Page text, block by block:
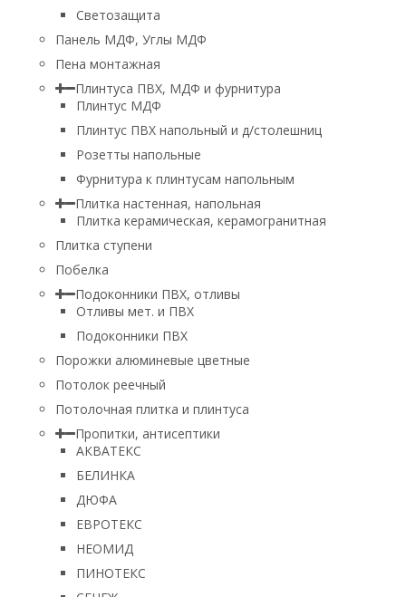
Светозащита
Панель МДФ, Углы МДФ
Пена монтажная
Плинтуса ПВХ, МДФ и фурнитура
Плинтус МДФ
Плинтус ПВХ напольный и д/столешниц
Розетты напольные
Фурнитура к плинтусам напольным
Плитка настенная, напольная
Плитка керамическая, керамогранитная
Плитка ступени
Побелка
Подоконники ПВХ, отливы
Отливы мет. и ПВХ
Подоконники ПВХ
Порожки алюминевые цветные
Потолок реечный
Потолочная плитка и плинтуса
Пропитки, антисептики
АКВАТЕКС
БЕЛИНКА
ДЮФА
ЕВРОТЕКС
НЕОМИД
ПИНОТЕКС